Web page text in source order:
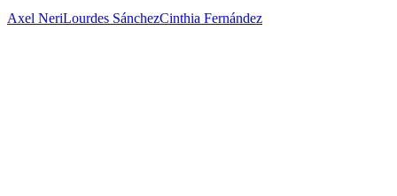
Axel NeriLourdes SánchezCinthia Fernández